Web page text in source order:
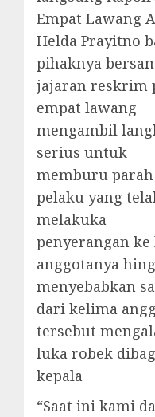
Empat Lawang
Helda Prayitno
pihaknya
jajaran reskrim
empat lawang
mengambil
serius untuk
memburu parah
pelaku yang
melakuka
penyerangan
anggotanya
menyebabkan
dari kelima
tersebut
luka robek
kepala
“Saat ini kami